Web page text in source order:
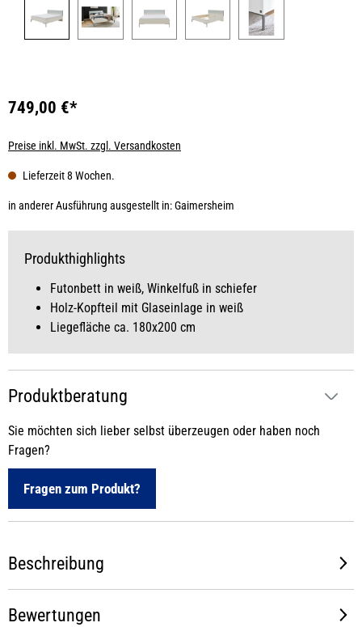
Produkthighlights
Futonbett in weiß, Winkelfuß in schiefer
Holz-Kopfteil mit Glaseinlage in weiß
Liegefläche ca. 180x200 cm
749,00 €*
Preise inkl. MwSt. zzgl. Versandkosten
Lieferzeit 8 Wochen.
in anderer Ausführung ausgestellt in: Gaimersheim
Produktberatung
Sie möchten sich lieber selbst überzeugen oder haben noch
Fragen?
Fragen zum Produkt?
Beschreibung
Bewertungen